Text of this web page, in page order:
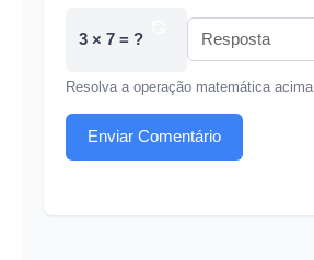
3 × 7 = ?
Resolva a operação matemática acima
Enviar Comentário